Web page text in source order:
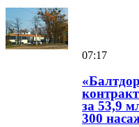
07:17
за 53,9
300